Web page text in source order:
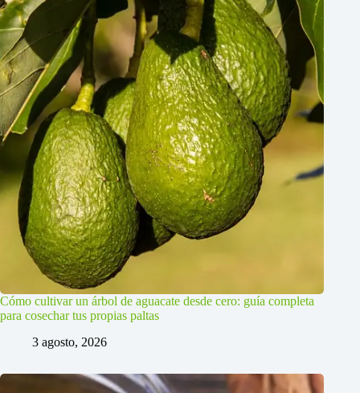
Cómo cultivar un árbol de aguacate desde cero: guía completa
para cosechar tus propias paltas
3 agosto, 2026